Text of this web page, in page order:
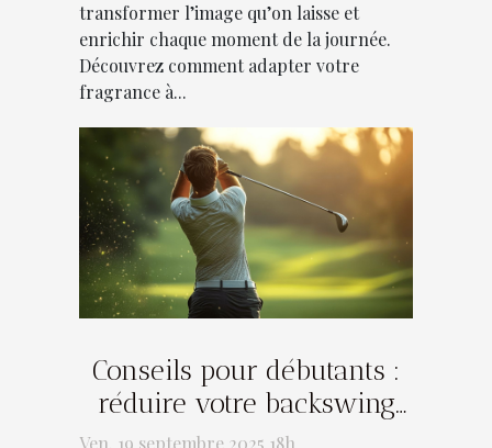
transformer l’image qu’on laisse et
enrichir chaque moment de la journée.
Découvrez comment adapter votre
fragrance à...
Conseils pour débutants :
réduire votre backswing
efficacement
Ven. 19 septembre 2025 18h